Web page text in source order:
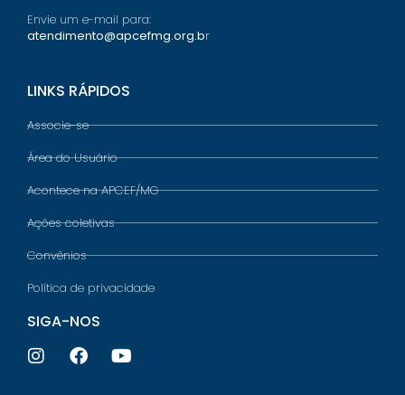
Envie um e-mail para:
atendimento@apcefmg.org.br
LINKS RÁPIDOS
Associe-se
Área do Usuário
Acontece na APCEF/MG
Ações coletivas
Convênios
Política de privacidade
SIGA-NOS